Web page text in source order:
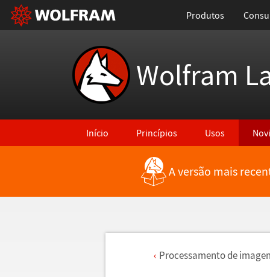
Produtos
Wolfram
Início Princípios Usos
A versão mais
Processamento de